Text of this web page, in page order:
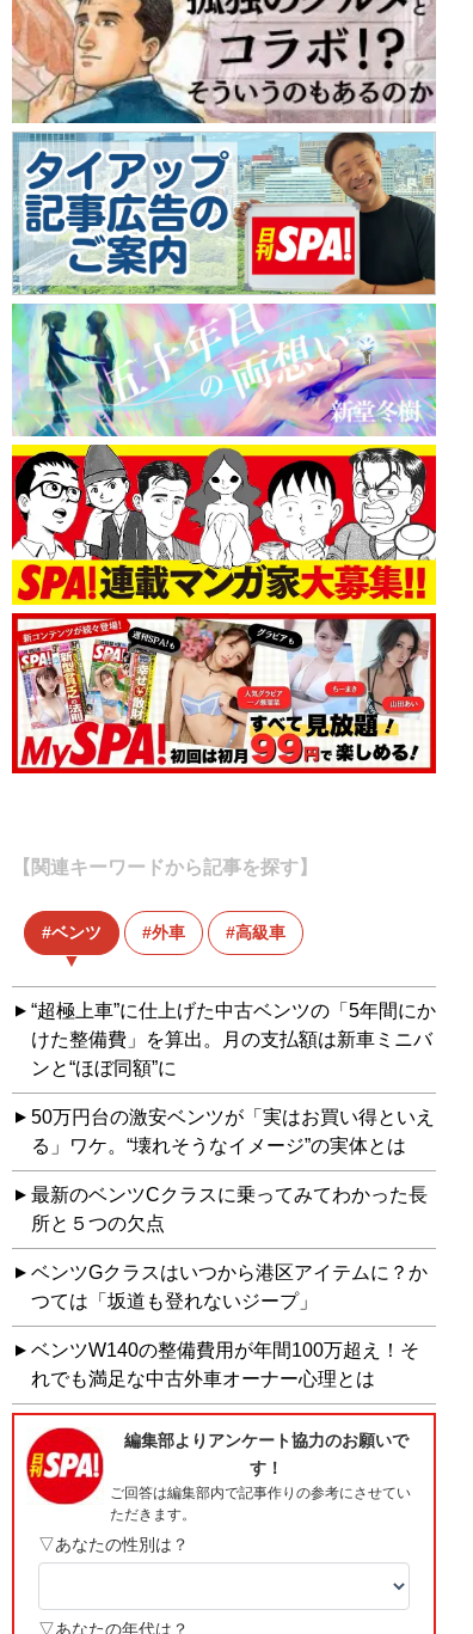
【関連キーワードから記事を探す】
ベンツ 外車 高級車
“超極上車”に仕上げた中古ベンツの「5年間にか
けた整備費」を算出。月の支払額は新車ミニバ
ンと“ほぼ同額”に
50万円台の激安ベンツが「実はお買い得といえ
る」ワケ。“壊れそうなイメージ”の実体とは
最新のベンツCクラスに乗ってみてわかった長
所と５つの欠点
ベンツGクラスはいつから港区アイテムに？か
つては「坂道も登れないジープ」
ベンツW140の整備費用が年間100万超え！そ
れでも満足な中古外車オーナー心理とは